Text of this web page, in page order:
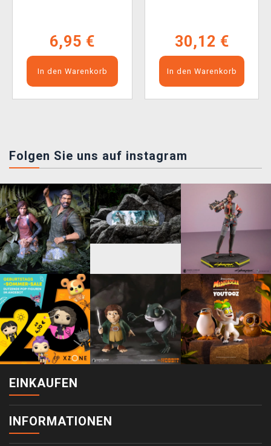
6,95 €
In den Warenkorb
30,12 €
In den Warenkorb
Folgen Sie uns auf instagram
EINKAUFEN
INFORMATIONEN